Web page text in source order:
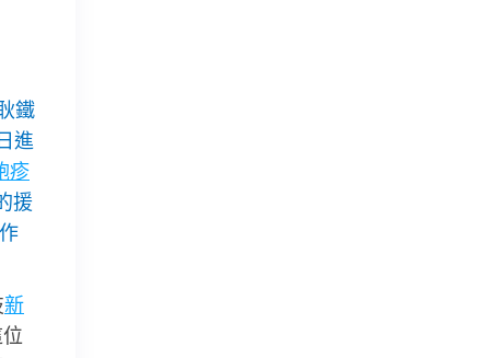
鐵
進
疹
援
新